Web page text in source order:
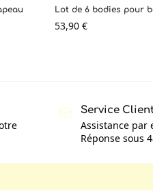
Lot de 6 bodies pour
53,90€
Service
Assistance par
Réponse sous